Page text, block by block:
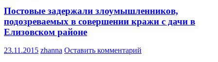
Постовые задержали злоумышленников,
подозреваемых в совершении кражи с дачи в
Елизовском районе
23.11.2015 zhanna Оставить комментарий